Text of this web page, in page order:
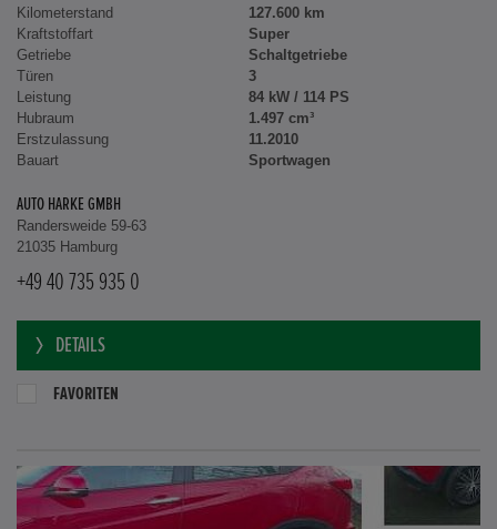
Kilometerstand
127.600 km
Kraftstoffart
Super
Getriebe
Schaltgetriebe
Türen
3
Leistung
84 kW / 114 PS
Hubraum
1.497 cm³
Erstzulassung
11.2010
Bauart
Sportwagen
AUTO HARKE GMBH
Randersweide 59-63
21035 Hamburg
+49 40 735 935 0
DETAILS
FAVORITEN